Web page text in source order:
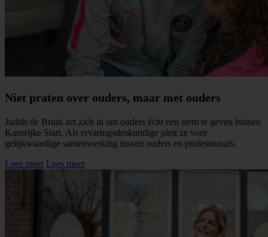
Niet praten over ouders, maar met ouders
Judith de Bruin zet zich in om ouders écht een stem te geven binnen
Kansrijke Start. Als ervaringsdeskundige pleit ze voor
gelijkwaardige samenwerking tussen ouders en professionals.
Lees meer Lees meer